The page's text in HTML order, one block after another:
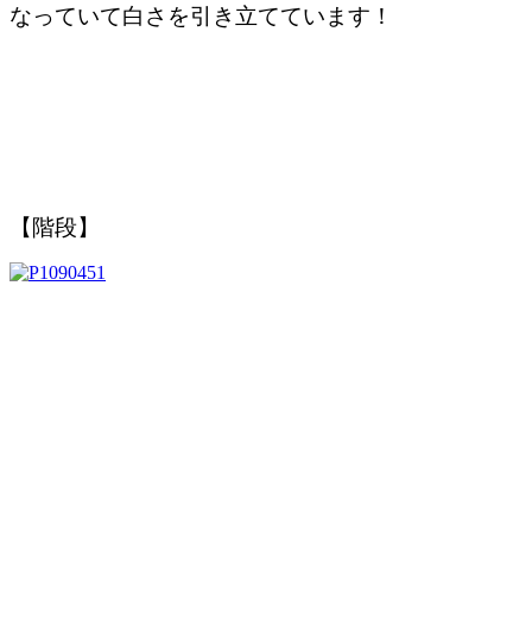
なっていて白さを引き立てています！
【階段】